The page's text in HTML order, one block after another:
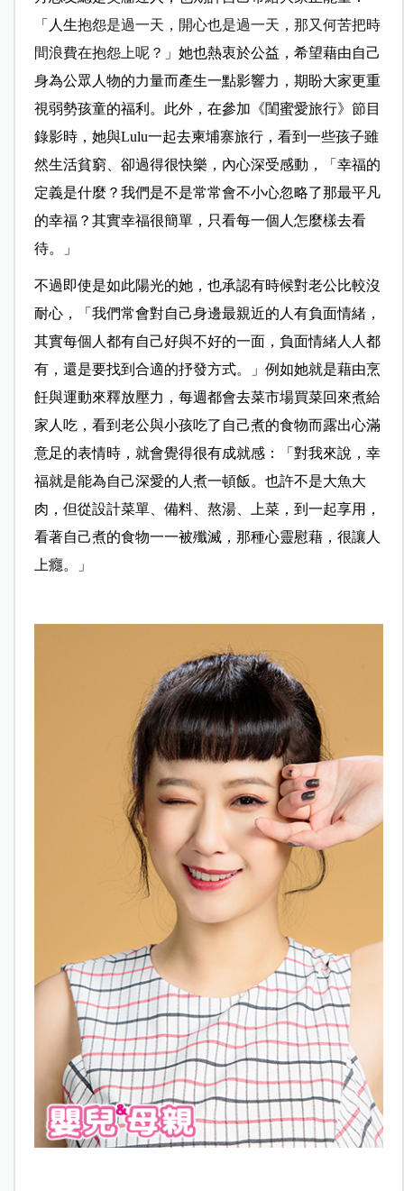
「人生抱怨是過一天，開心也是過一天，那又何苦把時
間浪費在抱怨上呢？ 」她也熱衷於公益，希望藉由自己
身為公眾人物的力量而產生一點影響力，期盼大家更重
視弱勢孩童的福利。此外，在參加《閨蜜愛旅行》節目
錄影時，她與Lulu一起去柬埔寨旅行，看到一些孩子雖
然生活貧窮、卻過得很快樂，內心深受感動 ，「幸福的
定義是什麼？我們是不是常常會不小心忽略了那最平凡
的幸福？其實幸福很簡單，只看每一個人怎麼樣去看
待。」
不過即使是如此陽光的她，也承認有時候對老公比較沒
耐心，「我們常會對自己身邊最親近的人有負面情緒，
其實每個人都有自己好與不好的一面，負面情緒人人都
有，還是要找到合適的抒發方式。」例如她就是藉由烹
飪與運動來釋放壓力，每週都會去菜市場買菜回來煮給
家人吃，看到老公與小孩吃了自己煮的食物而露出心滿
意足的表情時，就會覺得很有成就感：
「對我來說，幸
福就是能為自己深愛的人煮一頓飯。也許不是大魚大
肉，但從設計菜單、備料、熬湯、上菜，到一起享用，
看著自己煮的食物一一被殲滅，那種心靈慰藉，很讓人
上癮。」